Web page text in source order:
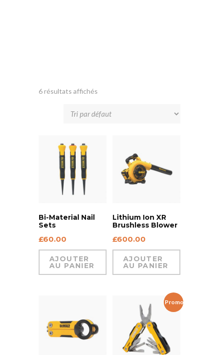
6 résultats affichés
Bi-Material Nail
Sets
£60.00
AJOUTER
AU PANIER
Lithium Ion XR
Brushless Blower
£600.00
AJOUTER
AU PANIER
Promo !